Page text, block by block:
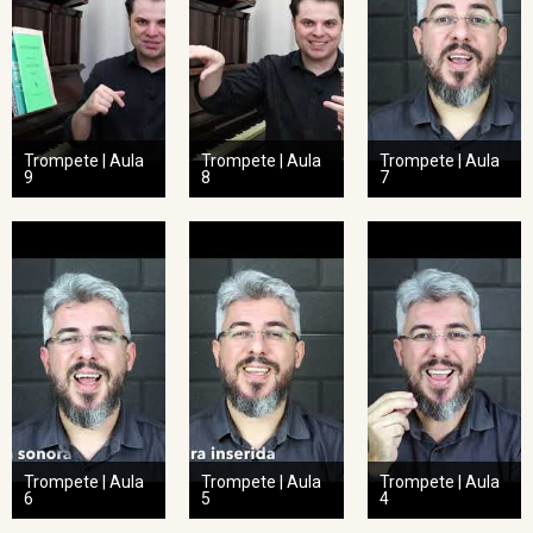
Trompete | Aula
9
Trompete | Aula
8
Trompete | Aula
7
Trompete | Aula
6
Trompete | Aula
5
Trompete | Aula
4